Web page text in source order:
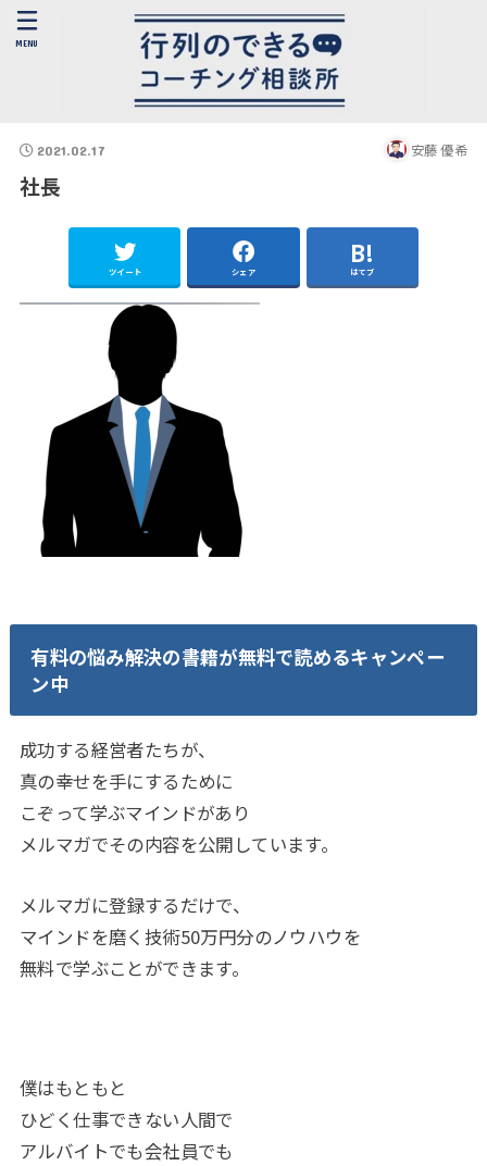
MENU
2021.02.17 安藤 優希
社長
ツイート シェア はてブ
有料の悩み解決の書籍が無料で読めるキャンペー
ン中
成功する経営者たちが、
真の幸せを手にするために
こぞって学ぶマインドがあり
メルマガでその内容を公開しています。
メルマガに登録するだけで、
マインドを磨く技術50万円分のノウハウを
無料で学ぶことができます。
僕はもともと
ひどく仕事できない人間で
アルバイトでも会社員でも